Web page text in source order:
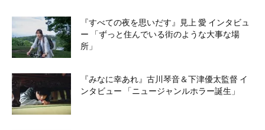
『すべての夜を思いだす』見上 愛 インタビュ
ー 「ずっと住んでいる街のような大事な場
所」
『みなに幸あれ』古川琴音＆下津優太監督 イ
ンタビュー 「ニュージャンルホラー誕生」